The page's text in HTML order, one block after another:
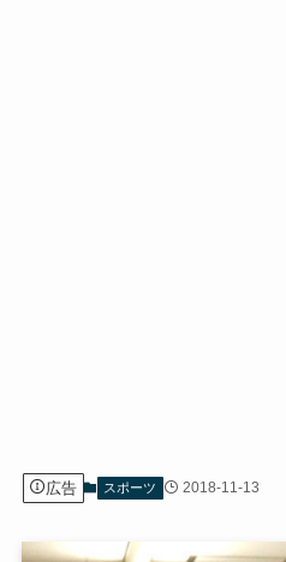
広告 スポーツ 2018-11-13